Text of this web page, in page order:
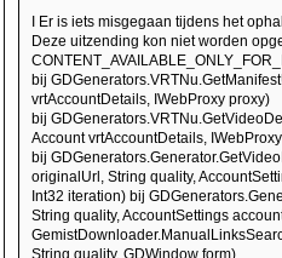
I Er is iets misgegaan tijdens het
Deze uitzending kon niet worden
bij
vrtAccountDetails, IWebProxy proxy)
bij
Account vrtAccountDetails,
bij
originalUrl, String quality,
Int32 iteration) bij
String quality, AccountSettings
String quality, GDWindow form)